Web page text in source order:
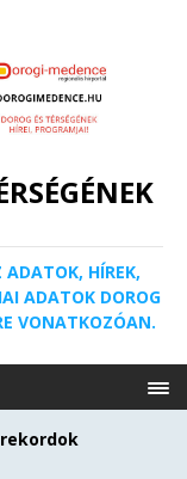
ADATOK, HÍREK,
ADATOK DOROG
VONATKOZÓAN.